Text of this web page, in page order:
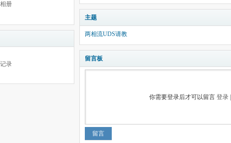
册
录
主题
两相流UDS请教
留言板
你需要登录后才可以留言 登录|
留言